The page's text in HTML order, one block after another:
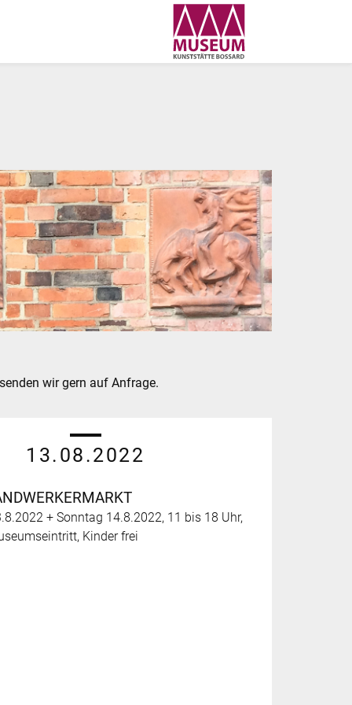
wir gern auf Anfrage.
13.08.2022
+ Sonntag 14.8.2022, 11 bis 18 Uhr,
Kinder frei